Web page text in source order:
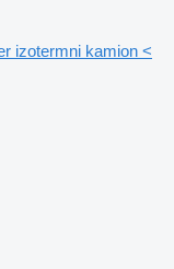
izotermni kamion <